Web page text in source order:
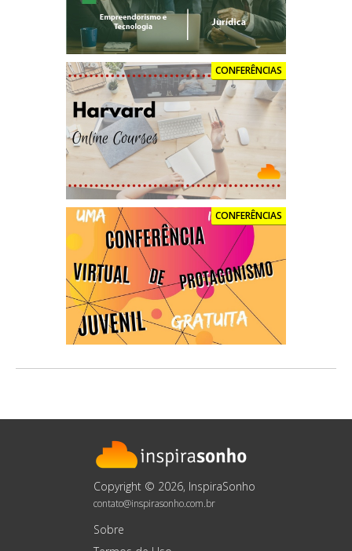
CONFERÊNCIAS
CONFERÊNCIAS
Copyright © 2026, InspiraSonho
contato@inspirasonho.com.br
Sobre